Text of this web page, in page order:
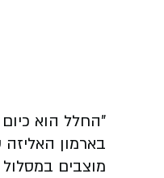
"החלל הוא כיום
בארמון
מוצבים